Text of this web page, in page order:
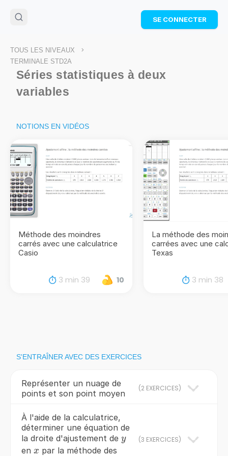
🌴Cahier de vacances offert
: révise les maths cet
Télécharge ton PDF gratuit et progresse avec des
SE CONNECTER
TOUS LES NIVEAUX >
TERMINALE STD2A
Séries statistiques à deux
variables
NOTIONS EN VIDÉOS
Méthode des moindres
carrés avec une calculatrice
Casio
3 min 39 10
La méthode des
carrées avec une
Texas
3 min 38
S'ENTRAÎNER AVEC DES EXERCICES
Représenter un nuage de
points et son point moyen
(2 EXERCICES)
À l'aide de la calculatrice,
déterminer une équation de
la droite d'ajustement de y
y
en x
x par la méthode des
(3 EXERCICES)